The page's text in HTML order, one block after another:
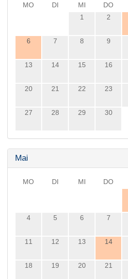
MO DI MI DO
1
2
6 7 8 9
13 14 15 16
20 21 22 23
27 28 29 30
Mai
MO DI MI DO
4 5 6 7
11 12 13 14
18 19 20 21